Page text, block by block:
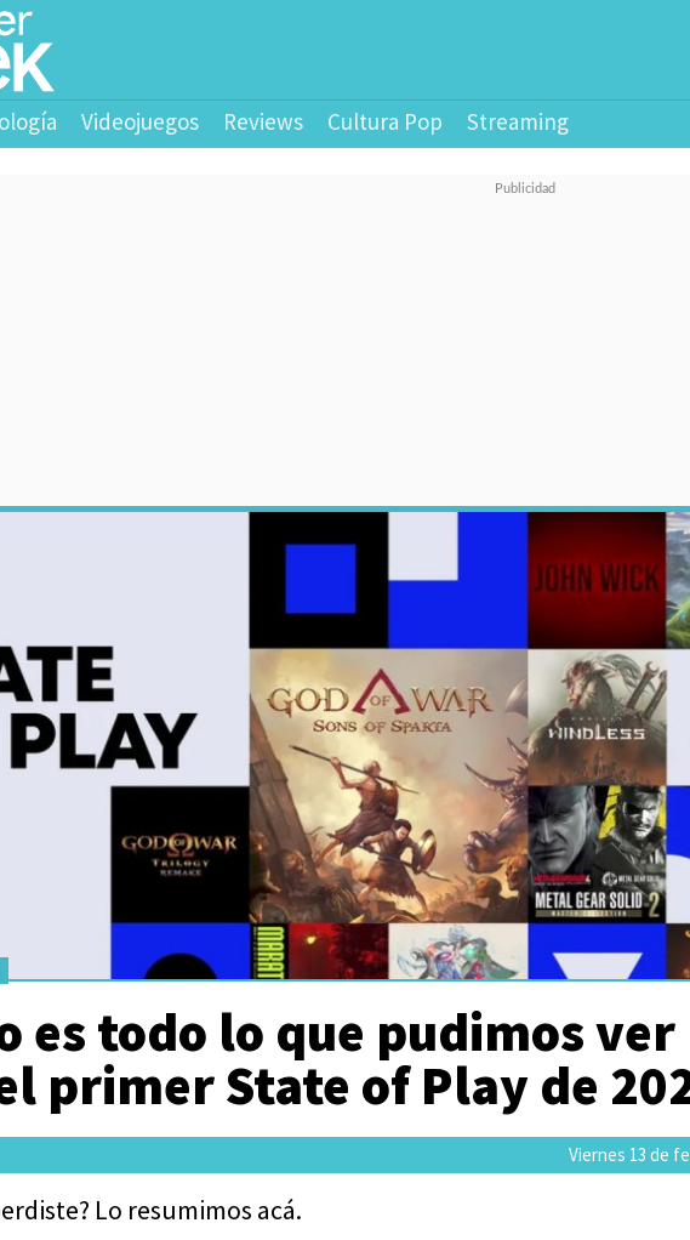
Videojuegos Reviews Cultura Pop Streaming
es todo lo que pudimos ver
primer State of Play de
Viernes 13 de
Lo resumimos acá.